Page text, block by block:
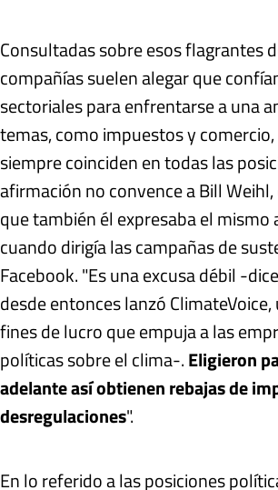
Consultadas sobre esos flagrantes
compañías suelen alegar que
sectoriales para enfrentarse a una
temas, como impuestos y
siempre coinciden en todas las
afirmación no convence a Bill
que también él expresaba el
cuando dirigía las campañas de
Facebook. "Es una excusa débil -
desde entonces lanzó
fines de lucro que empuja a las
políticas sobre el clima-.Eligieron
adelante así obtienen rebajas de
desregulaciones".
En lo referido a las posiciones